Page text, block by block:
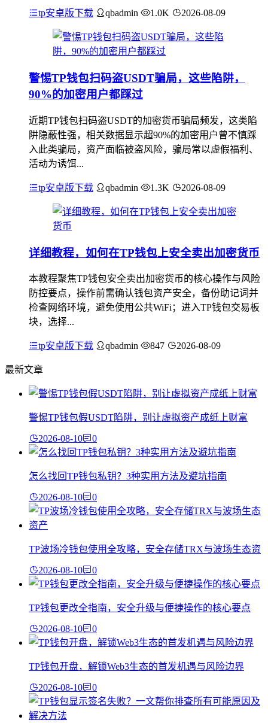
tp安卓版下载 qbadmin 1.0K 2026-08-09
警惕TP钱包扫码盗USDT骗局，这些陷阱，
90%的加密用户都踩过
近期TP钱包扫码盗USDT的加密货币骗局频发，这类陷
阱隐蔽性强，相关数据显示超90%的加密用户曾不慎踩
入此类骗局，资产面临被盗风险，骗局常以虚假福利、
活动为诱饵...
tp安卓版下载 qbadmin 1.3K 2026-08-09
详细教程，如何在TP钱包上安全卖出加密货币
本教程聚焦TP钱包安全卖出加密货币的核心操作与风险
防控要点，操作前需确认钱包资产安全，备份助记词并
检查网络环境，避免使用公共WiFi；进入TP钱包交易板
块，选择...
tp安卓版下载 qbadmin 847 2026-08-09
最新文章
警惕TP钱包假USDT陷阱，别让虚拟资产成纸上财富
2026-08-10 0
怎么找回TP钱包私钥？3种实用方法及避坑指南
2026-08-10 0
TP波场冷钱包使用全攻略，安全存储TRX与波场生态资
2026-08-10 0
TP钱包更改全指南，安全升级与便捷操作的核心要点
2026-08-10 0
TP钱包开盘，解锁Web3生态的首发机遇与风险边界
2026-08-10 0